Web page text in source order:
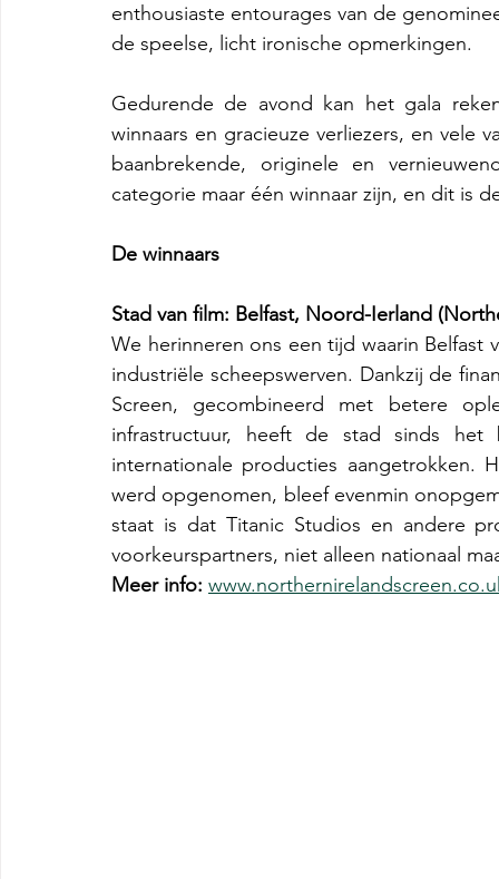
enthousiaste entourages van de
de speelse, licht ironische opmerkingen.
Gedurende de avond kan het gala
winnaars en gracieuze verliezers, en vele
baanbrekende, originele en
categorie maar één winnaar zijn, en dit is
De winnaars
Stad van film: Belfast, Noord-Ierland
We herinneren ons een tijd waarin
industriële scheepswerven. Dankzij de
Screen, gecombineerd met betere
infrastructuur, heeft de stad sinds
internationale producties aangetrokken.
werd opgenomen, bleef evenmin
staat is dat Titanic Studios en andere
voorkeurs­partners, niet alleen nationaal
Meer info: